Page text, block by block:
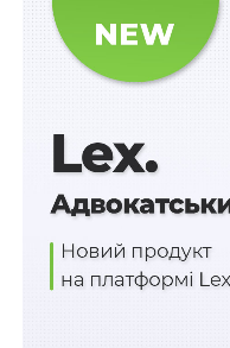
На період дії режиму
запровадженого
зовнішньоекономічну
податкових
вивезення за межі
до яких застосовано
забезпечення, та
здійснюється з
– реєстрація